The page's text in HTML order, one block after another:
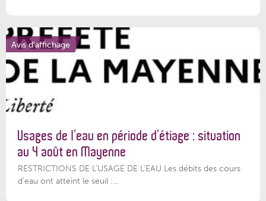
Avis d'affichage
Usages de l’eau en période d’étiage : situation
au 4 août en Mayenne
RESTRICTIONS DE L’USAGE DE L’EAU Les débits des cours
d'eau ont atteint le seuil :...